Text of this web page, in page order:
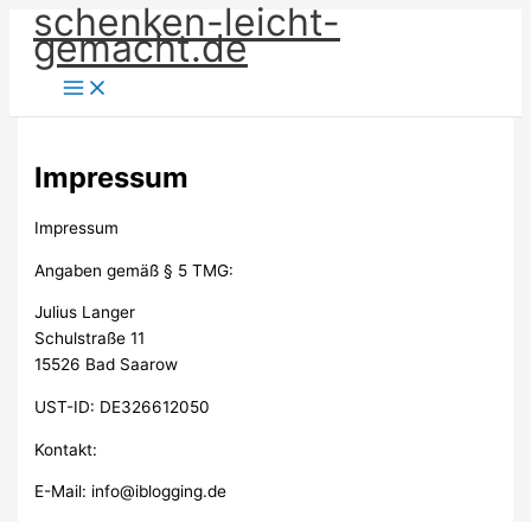
Zum
Inhalt
springen
schenken-leicht-
gemacht.de
Impressum
Impressum
Angaben gemäß § 5 TMG:
Julius Langer
Schulstraße 11
15526 Bad Saarow
UST-ID: DE326612050
Kontakt:
E-Mail: info@iblogging.de